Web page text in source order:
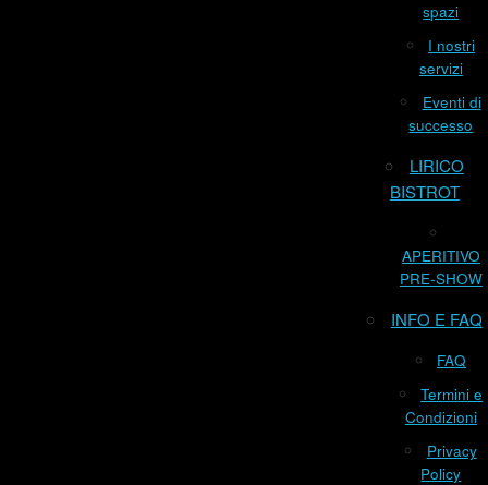
spazi
I nostri
servizi
Eventi di
successo
LIRICO
BISTROT
APERITIVO
PRE-SHOW
INFO E FAQ
FAQ
Termini e
Condizioni
Privacy
Policy